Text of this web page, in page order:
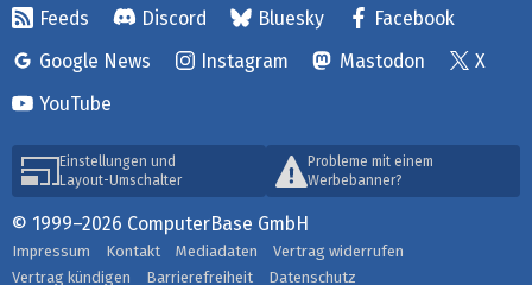
Feeds Discord Bluesky
Facebook
Google News
Instagram Mastodon
X
YouTube
Einstellungen und
Layout-Umschalter
Probleme mit einem
Werbebanner?
© 1999–2026 ComputerBase GmbH
Impressum Kontakt Mediadaten
Vertrag widerrufen
Vertrag kündigen
Barrierefreiheit Datenschutz